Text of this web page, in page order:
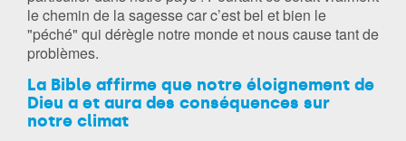
le chemin de la sagesse car c’est bel et bien le
"péché" qui dérègle notre monde et nous cause tant de
problèmes.
La Bible affirme que notre éloignement de
Dieu a et aura des conséquences sur
notre climat